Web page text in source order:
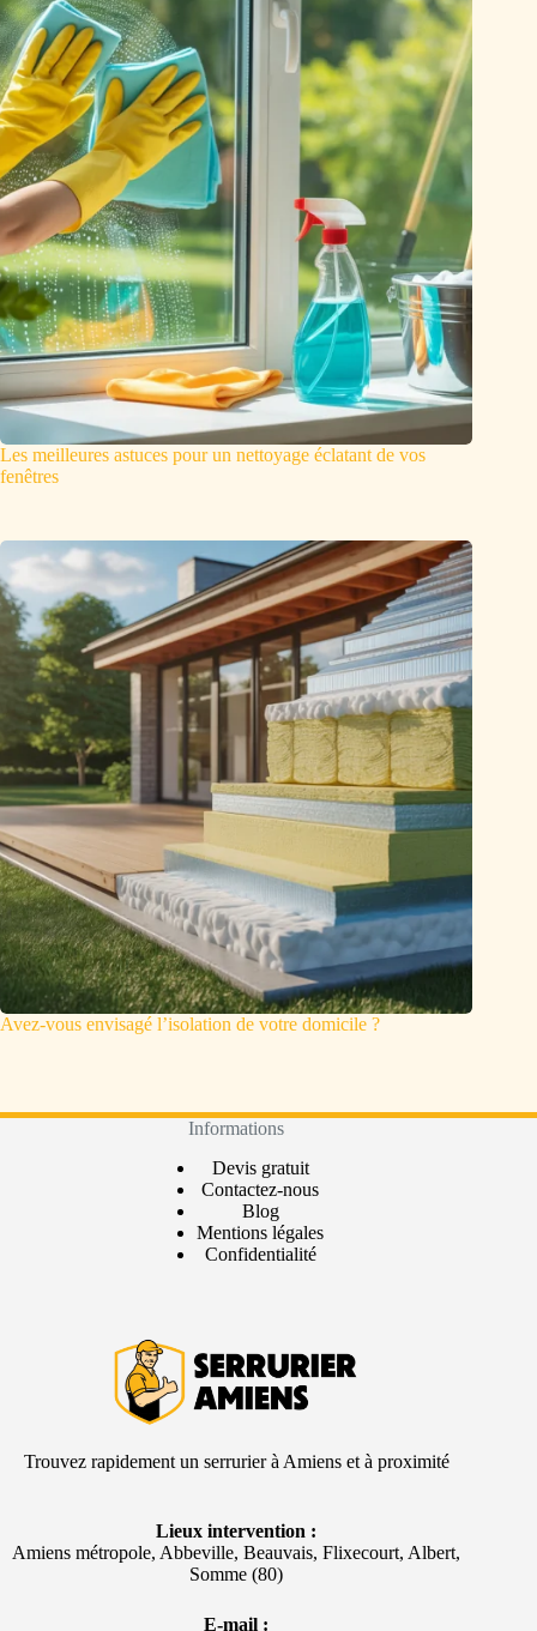
Les meilleures astuces pour un nettoyage éclatant de vos
fenêtres
Avez-vous envisagé l’isolation de votre domicile ?
Informations
Devis gratuit
Contactez-nous
Blog
Mentions légales
Confidentialité
Trouvez rapidement un serrurier à Amiens et à proximité
Lieux intervention :
Amiens métropole, Abbeville, Beauvais, Flixecourt, Albert,
Somme (80)
E-mail ​: